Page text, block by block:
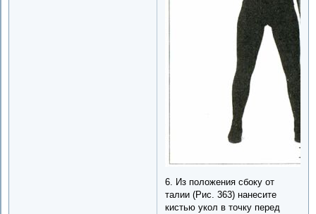
6. Из положения сбоку от
талии (Рис. 363) нанесите
кистью укол в точку перед